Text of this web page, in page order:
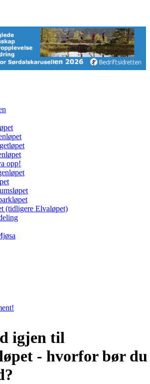
opp!
(tidligere Elvaløpet)
igjen til
- hvorfor bør du